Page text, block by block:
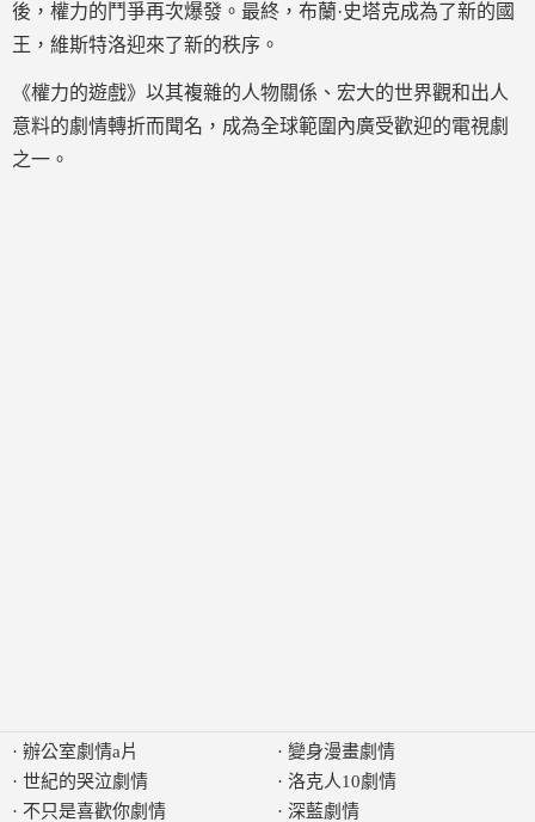
後，權力的鬥爭再次爆發。最終，布蘭·史塔克成為了新的國
王，維斯特洛迎來了新的秩序。
《權力的遊戲》以其複雜的人物關係、宏大的世界觀和出人
意料的劇情轉折而聞名，成為全球範圍內廣受歡迎的電視劇
之一。
· 辦公室劇情a片
· 世紀的哭泣劇情
· 不只是喜歡你劇情
· 變身漫畫劇情
· 洛克人10劇情
· 深藍劇情